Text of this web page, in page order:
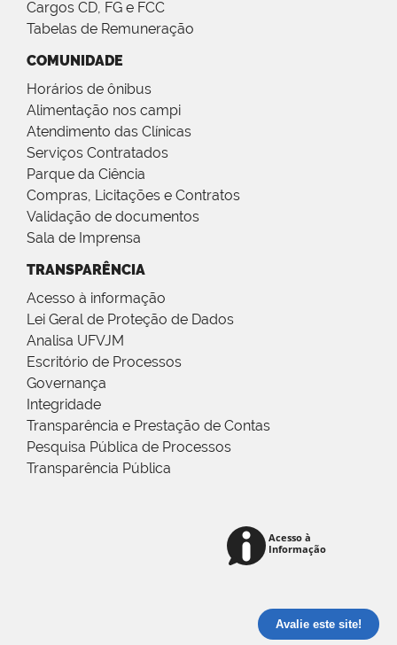
Cargos CD, FG e FCC
Tabelas de Remuneração
COMUNIDADE
Horários de ônibus
Alimentação nos campi
Atendimento das Clínicas
Serviços Contratados
Parque da Ciência
Compras, Licitações e Contratos
Validação de documentos
Sala de Imprensa
TRANSPARÊNCIA
Acesso à informação
Lei Geral de Proteção de Dados
Analisa UFVJM
Escritório de Processos
Governança
Integridade
Transparência e Prestação de Contas
Pesquisa Pública de Processos
Transparência Pública
Avalie este site!